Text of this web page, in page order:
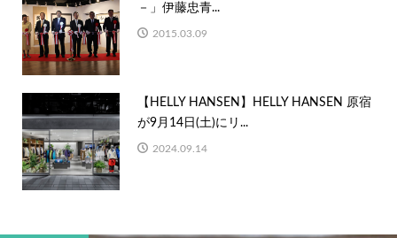
－」伊藤忠青...
2015.03.09
【HELLY HANSEN】HELLY HANSEN 原宿
が9月14日(土)にリ...
2024.09.14